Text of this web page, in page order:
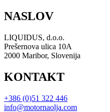
NASLOV
LIQUIDUS, d.o.o.
Prešernova ulica 10A
2000 Maribor, Slovenija
KONTAKT
+386 (0)51 322 446
info@motornaolja.com